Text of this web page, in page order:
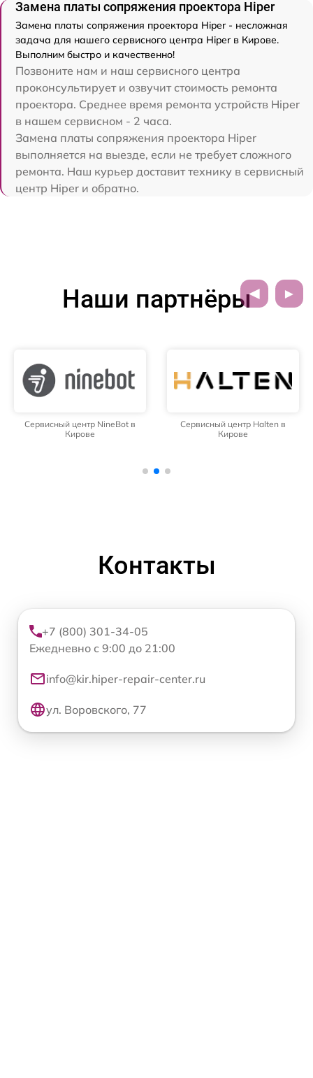
Замена платы сопряжения проектора Hiper
Замена платы сопряжения проектора Hiper - несложная
задача для нашего сервисного центра Hiper в Кирове.
Выполним быстро и качественно!
Позвоните нам и наш сервисного центра
проконсультирует и озвучит стоимость ремонта
проектора. Среднее время ремонта устройств Hiper
в нашем сервисном - 2 часа.
Замена платы сопряжения проектора Hiper
выполняется на выезде, если не требует сложного
ремонта. Наш курьер доставит технику в сервисный
центр Hiper и обратно.
Наши партнёры
Сервисный центр NineBot в
Кирове
Сервисный центр Halten в
Кирове
Контакты
+7 (800) 301-34-05
Ежедневно с 9:00 до 21:00
info@kir.hiper-repair-center.ru
ул. Воровского, 77